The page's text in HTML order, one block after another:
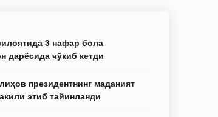
3 нафар бола
дарёсида чўкиб кетди
президентнинг маданият
этиб тайинланди